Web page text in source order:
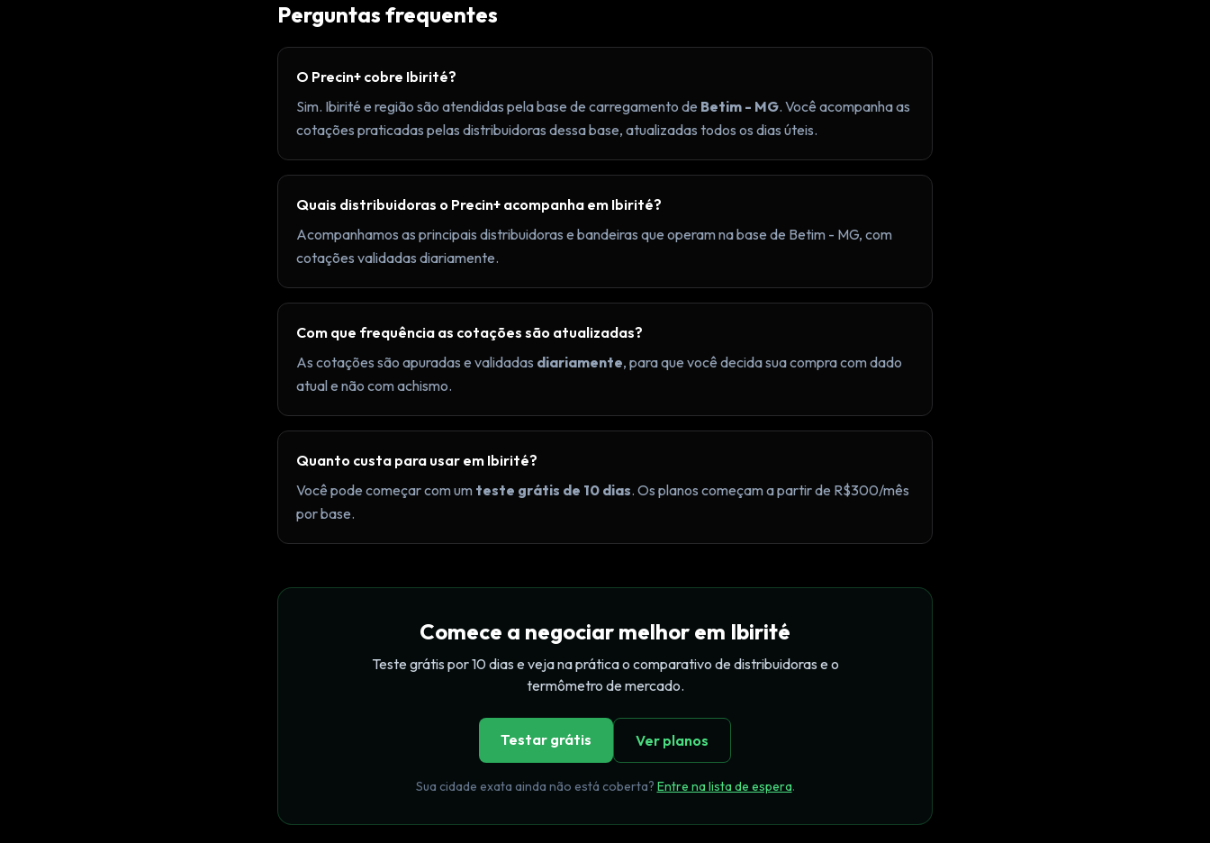
Perguntas frequentes
O Precin+ cobre Ibirité?
Sim. Ibirité e região são atendidas pela base de carregamento de Betim - MG. Você acompanha as
cotações praticadas pelas distribuidoras dessa base, atualizadas todos os dias úteis.
Quais distribuidoras o Precin+ acompanha em Ibirité?
Acompanhamos as principais distribuidoras e bandeiras que operam na base de Betim - MG, com
cotações validadas diariamente.
Com que frequência as cotações são atualizadas?
As cotações são apuradas e validadas diariamente, para que você decida sua compra com dado
atual e não com achismo.
Quanto custa para usar em Ibirité?
Você pode começar com um teste grátis de 10 dias. Os planos começam a partir de R$300/mês
por base.
Comece a negociar melhor em Ibirité
Teste grátis por 10 dias e veja na prática o comparativo de distribuidoras e o
termômetro de mercado.
Testar grátis Ver planos
Sua cidade exata ainda não está coberta? Entre na lista de espera.